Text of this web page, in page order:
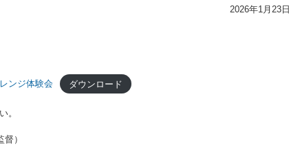
2026年1月23日
ンジ体験会 ダウンロード
。
）